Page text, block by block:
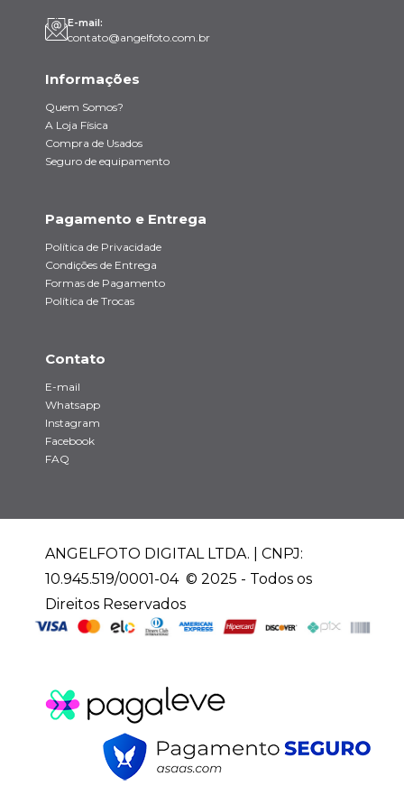
E-mail:
contato@angelfoto.com.br
Informações
Quem Somos?
A Loja Física
Compra de Usados
Seguro de equipamento
Pagamento e Entrega
Política de Privacidade
Condições de Entrega
Formas de Pagamento
Política de Trocas
Contato
E-mail
Whatsapp
Instagram
Facebook
FAQ
ANGELFOTO DIGITAL LTDA. | CNPJ:
10.945.519/0001-04 © 2025 - Todos os
Direitos Reservados